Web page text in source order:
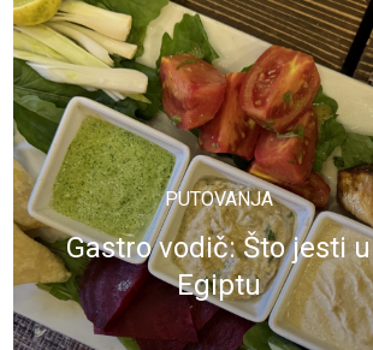
PUTOVANJA
Gastro vodič: Što jesti u
Egiptu